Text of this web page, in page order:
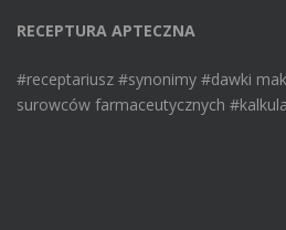
RECEPTURA APTECZNA
#receptariusz #synonimy #dawki
surowców farmaceutycznych